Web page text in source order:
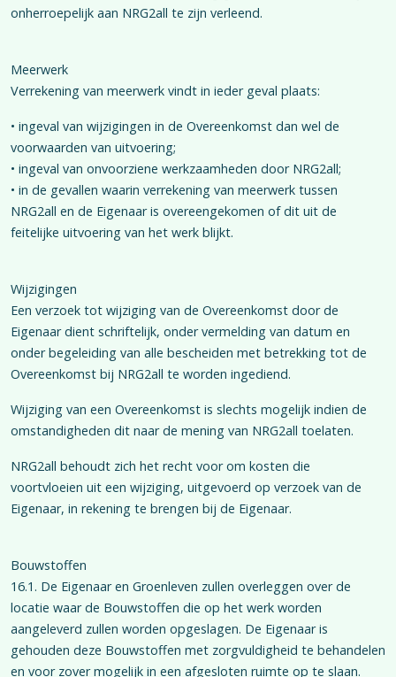
onherroepelijk aan NRG2all te zijn verleend.
Meerwerk
Verrekening van meerwerk vindt in ieder geval plaats:
• ingeval van wijzigingen in de Overeenkomst dan wel de
voorwaarden van uitvoering;
• ingeval van onvoorziene werkzaamheden door NRG2all;
• in de gevallen waarin verrekening van meerwerk tussen
NRG2all en de Eigenaar is overeengekomen of dit uit de
feitelijke uitvoering van het werk blijkt.
Wijzigingen
Een verzoek tot wijziging van de Overeenkomst door de
Eigenaar dient schriftelijk, onder vermelding van datum en
onder begeleiding van alle bescheiden met betrekking tot de
Overeenkomst bij NRG2all te worden ingediend.
Wijziging van een Overeenkomst is slechts mogelijk indien de
omstandigheden dit naar de mening van NRG2all toelaten.
NRG2all behoudt zich het recht voor om kosten die
voortvloeien uit een wijziging, uitgevoerd op verzoek van de
Eigenaar, in rekening te brengen bij de Eigenaar.
Bouwstoffen
16.1. De Eigenaar en Groenleven zullen overleggen over de
locatie waar de Bouwstoffen die op het werk worden
aangeleverd zullen worden opgeslagen. De Eigenaar is
gehouden deze Bouwstoffen met zorgvuldigheid te behandelen
en voor zover mogelijk in een afgesloten ruimte op te slaan.